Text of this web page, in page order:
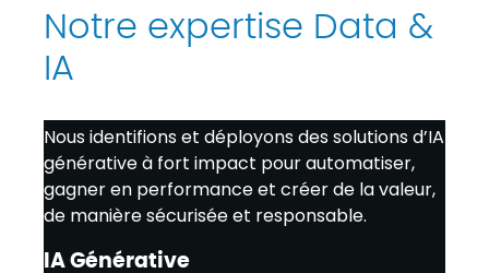
Notre expertise Data &
IA
IA Générative
Nous identifions et déployons des solutions d’IA
générative à fort impact pour automatiser,
gagner en performance et créer de la valeur,
de manière sécurisée et responsable.